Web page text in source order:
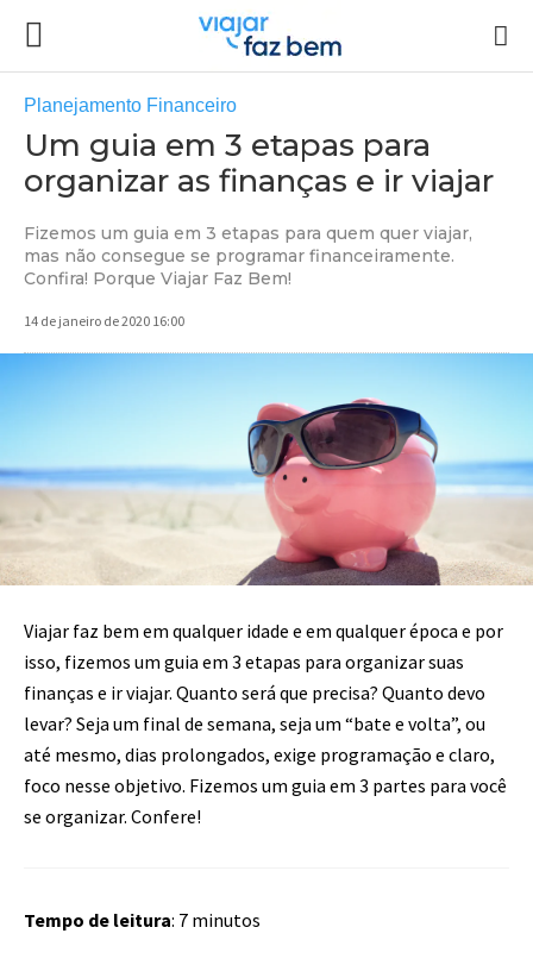
Planejamento Financeiro
Um guia em 3 etapas para
organizar as finanças e ir viajar
Fizemos um guia em 3 etapas para quem quer viajar,
mas não consegue se programar financeiramente.
Confira! Porque Viajar Faz Bem!
14 de janeiro de 2020 16:00
Viajar faz bem em qualquer idade e em qualquer época e por
isso, fizemos um guia em 3 etapas para organizar suas
finanças e ir viajar. Quanto será que precisa? Quanto devo
levar? Seja um final de semana, seja um “bate e volta”, ou
até mesmo, dias prolongados, exige programação e claro,
foco nesse objetivo. Fizemos um guia em 3 partes para você
se organizar. Confere!
Tempo de leitura: 7 minutos